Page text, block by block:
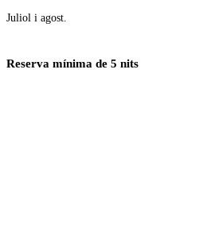
Juliol i agost.
Reserva mínima de 5 nits